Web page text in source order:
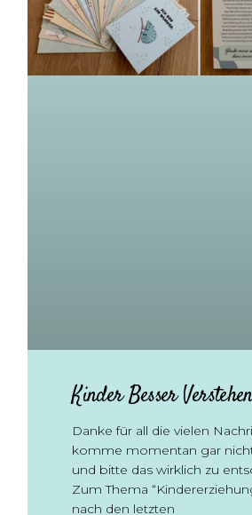
Kinder Besser
Danke für all die vielen
komme momentan gar
und bitte das wirklich zu
Zum Thema
nach den letzten